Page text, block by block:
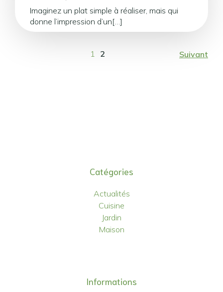
Imaginez un plat simple à réaliser, mais qui
donne l’impression d’un[…]
1 2 Suivant
Catégories
Actualités
Cuisine
Jardin
Maison
Informations